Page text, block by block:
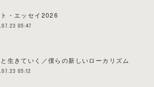
・エッセイ2026
05:47
生きていく／僕らの新しいローカリズム
05:12